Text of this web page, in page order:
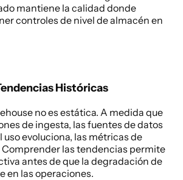
mantiene la calidad donde
controles de nivel de almacén en
Históricas
no es estática. A medida que
de ingesta, las fuentes de datos
evoluciona, las métricas de
las tendencias permite
antes de que la degradación de
en las operaciones.